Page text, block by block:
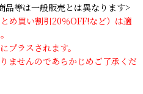
品等は一般販売とは異なります>
め買い割引20％OFF!など）は適
プラスされます。
ませんのであらかじめご了承くだ